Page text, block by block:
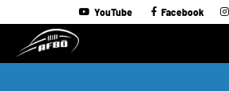
YouTube Facebook